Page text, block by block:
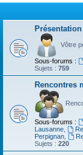
Présentation
Vôtre
Sous-forums :
Sujets : 759
Rencontres
Sous-forums :
Lausanne
Perpignan
Sujets : 220